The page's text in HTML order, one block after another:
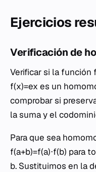
Ejercicios
Verificación de
Verificar si la función
f(x)=ex es un
comprobar si
la suma y el
Para que sea
f(a+b)=f(a)⋅f(b) para
b. Sustituimos en la